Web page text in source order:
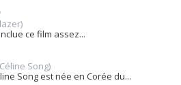
ce film assez...
Song)
Song est née en Corée du...